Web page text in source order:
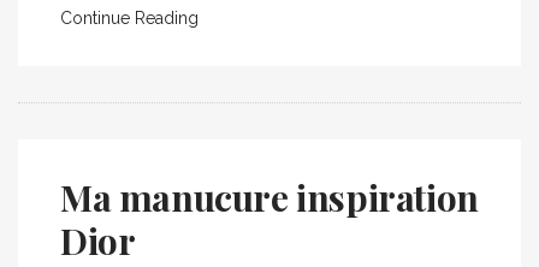
Continue Reading
Ma manucure inspiration
Dior